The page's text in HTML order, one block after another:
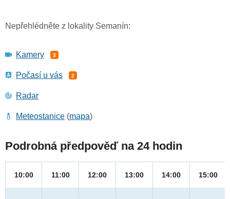
Nepřehlédněte z lokality Semanín:
Kamery 3
Počasí u vás 2
Radar
Meteostanice (mapa)
Podrobná předpověď na 24 hodin
10:00 11:00 12:00 13:00 14:00 15:00